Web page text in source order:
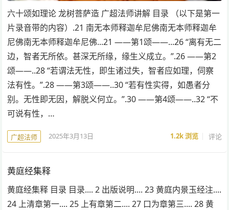
六十颂如理论 龙树菩萨造 广超法师讲解 目录 （以下是第一
片录音带的内容）.21 南无本师释迦牟尼佛南无本师释迦牟
尼佛南无本师释迦牟尼佛...21 ——第1颂——...26 “离有无二
边，智者无所依。甚深无所缘，缘生义成立。”.26 ——第2
颂——..28 “若谓法无性，即生诸过失，智者应如理，伺察
法有性。”.28 ——第3颂——..30 “若有性实得，如愚者分
别。无性即无因，解脱义何立。”.30 ——第4颂——..32 “不
可说有性，…
广超法师 2025年3月13日 1.2k浏览 评论
黄庭经集释
黄庭经集释 目录 目录.... 2 出版说明.... 23 黄庭内景玉经注....
24 上清章第一.... 25 上有章第二.... 27 口为章第三.... 28 黄